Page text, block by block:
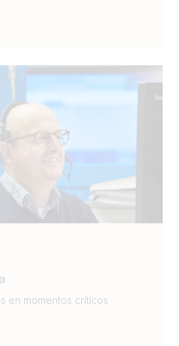
en momentos críticos